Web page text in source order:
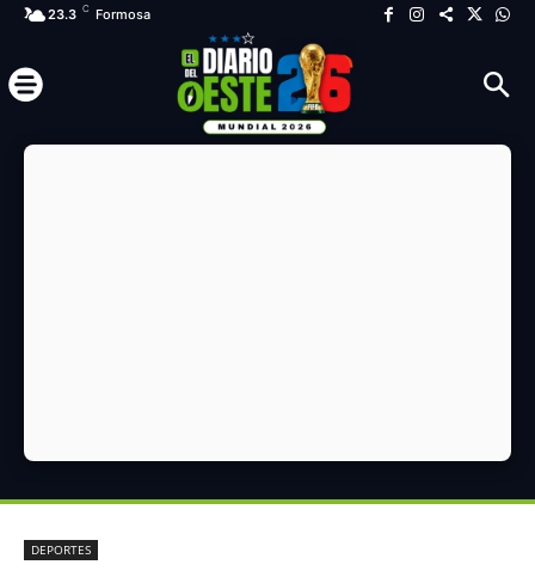
23.3 C Formosa
DEPORTES